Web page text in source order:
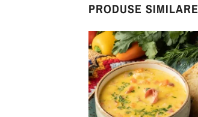
PRODUSE SIMILARE